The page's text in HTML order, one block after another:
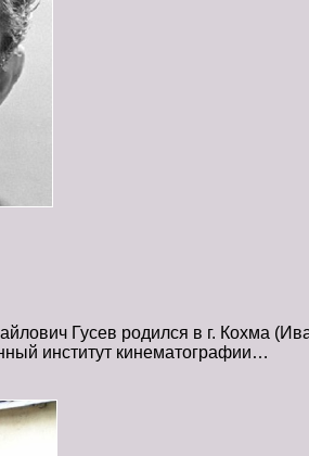
Гусев родился в г. Кохма
институт кинематографии…